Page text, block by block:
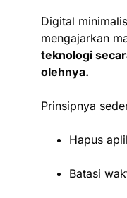
Digital
mengajarkan
teknologi
olehnya.
Prinsipnya
Hapus
Batasi